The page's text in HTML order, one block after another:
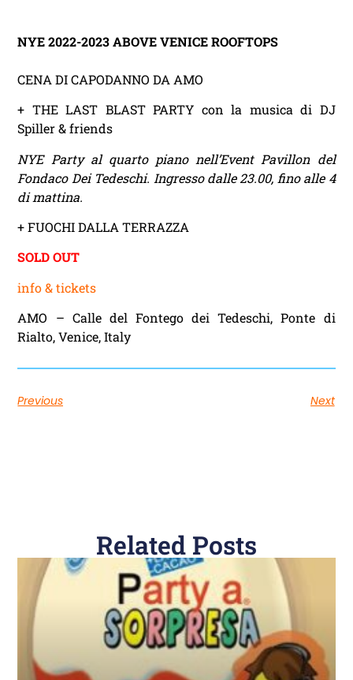
NYE 2022-2023 ABOVE VENICE ROOFTOPS
CENA DI CAPODANNO DA AMO
+ THE LAST BLAST PARTY con la musica di DJ
Spiller & friends
NYE Party al quarto piano nell’Event Pavillon del
Fondaco Dei Tedeschi. Ingresso dalle 23.00, fino alle 4
di mattina.
+ FUOCHI DALLA TERRAZZA
SOLD OUT
info & tickets
AMO – Calle del Fontego dei Tedeschi, Ponte di
Rialto, Venice, Italy
Previous Next
Related Posts